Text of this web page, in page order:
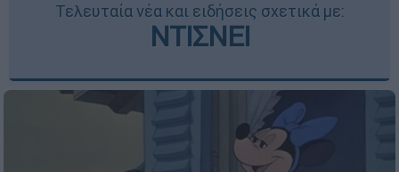
Τελευταία νέα και ειδήσεις σχετικά με:
ΝΤΙΣΝΕΙ